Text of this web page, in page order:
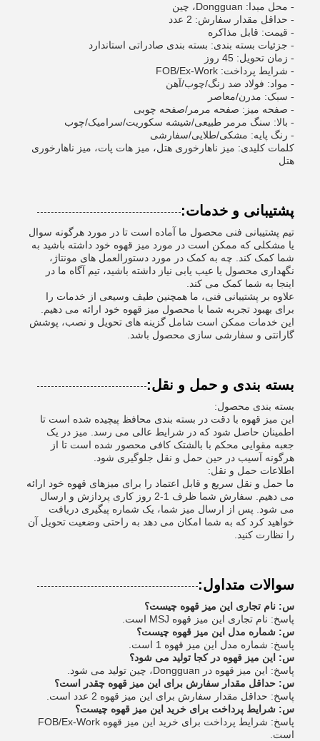
- محل مبدا: Dongguan، چین
- حداقل مقدار سفارش: 2 عدد
- قیمت: قابل مذاکره
- جزئیات بسته بندی: بسته بندی صادراتی استاندارد
- زمان تحویل: 45 روز
- شرایط پرداخت: FOB/Ex-Work
- مواد: فولاد ضد زنگ/چوب/آهن
- سبک: مدرن/معاصر
- صفحه میز: صفحه مرمر/صفحه چوبی
- بالا: سنگ مرمر طبیعی/شیشه سکوریت/سرامیک/چوب
- رنگ پایه: مشکی/طلایی/سفارشی
کلمات کلیدی: میز ناهارخوری هتل، میز هات پات، میز ناهارخوری
هتل
پشتیبانی و خدمات:
تیم پشتیبانی فنی محصول ما آماده است تا در مورد هرگونه سوال
یا مشکلی که ممکن است در مورد میز قهوه خود داشته باشید به
شما کمک کند. چه به کمک در مورد دستورالعمل های مونتاژ،
نگهداری محصول یا عیب یابی نیاز داشته باشید، تیم آگاه ما در
اینجا به شما کمک می کند.
علاوه بر پشتیبانی فنی، ما همچنین طیف وسیعی از خدمات را
برای بهبود تجربه شما با محصول میز قهوه خود ارائه می دهیم.
این خدمات ممکن است شامل گزینه های تحویل و نصب، پوشش
گارانتی و سفارشی سازی محصول باشد.
بسته بندی و حمل و نقل:
بسته بندی محصول:
این میز قهوه با دقت در بسته بندی محافظ پیچیده شده است تا
اطمینان حاصل شود که در شرایط عالی می رسد. میز در یک
جعبه مقوایی محکم با بالشتک کافی محصور شده است تا از
هرگونه آسیب در حین حمل و نقل جلوگیری شود.
اطلاعات حمل و نقل:
ما حمل و نقل سریع و قابل اعتماد را برای میزهای قهوه خود ارائه
می دهیم. سفارش شما ظرف 1-2 روز کاری پردازش و ارسال
می شود. پس از ارسال میز شما، یک شماره پیگیری دریافت
خواهید کرد که به شما امکان می دهد به راحتی وضعیت تحویل آن
را نظارت کنید.
سوالات متداول:
س: نام تجاری این میز قهوه چیست؟
پاسخ: نام تجاری این میز قهوه MSJ است.
س: شماره مدل این میز قهوه چیست؟
پاسخ: شماره مدل این میز قهوه 1 است.
س: این میز قهوه در کجا تولید می شود؟
پاسخ: این میز قهوه در Dongguan، چین تولید می شود.
س: حداقل مقدار سفارش برای این میز قهوه چقدر است؟
پاسخ: حداقل مقدار سفارش برای این میز قهوه 2 عدد است.
س: شرایط پرداخت برای خرید این میز قهوه چیست؟
پاسخ: شرایط پرداخت برای خرید این میز قهوه FOB/Ex-Work
است.